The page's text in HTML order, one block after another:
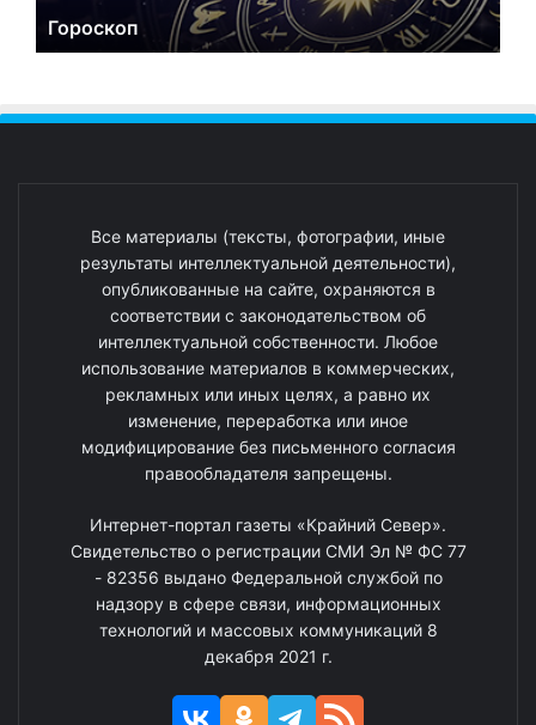
Гороскоп
Все материалы (тексты, фотографии, иные
результаты интеллектуальной деятельности),
опубликованные на сайте, охраняются в
соответствии с законодательством об
интеллектуальной собственности. Любое
использование материалов в коммерческих,
рекламных или иных целях, а равно их
изменение, переработка или иное
модифицирование без письменного согласия
правообладателя запрещены.
Интернет-портал газеты «Крайний Север».
Свидетельство о регистрации СМИ Эл № ФС 77
- 82356 выдано Федеральной службой по
надзору в сфере связи, информационных
технологий и массовых коммуникаций 8
декабря 2021 г.